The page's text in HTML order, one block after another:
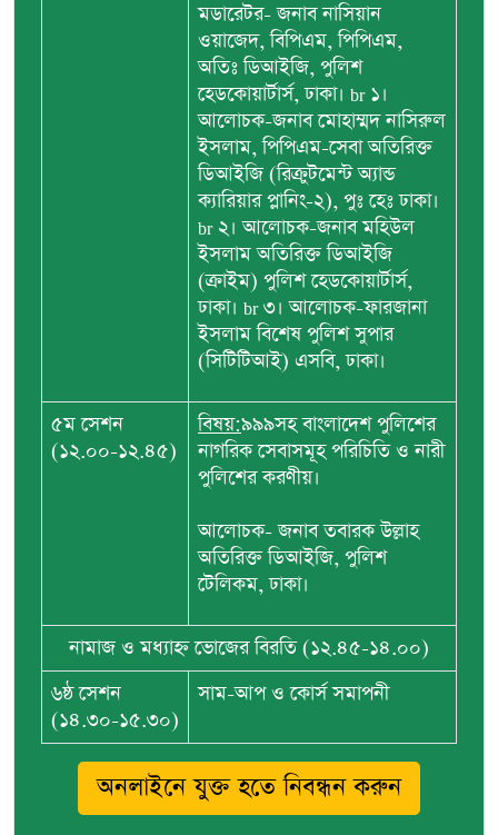
মডারেটর- জনাব নাসিয়ান
ওয়াজেদ, বিপিএম, পিপিএম,
অতিঃ ডিআইজি, পুলিশ
হেডকোয়ার্টার্স, ঢাকা। br ১।
আলোচক-জনাব মোহাম্মদ নাসিরুল
ইসলাম, পিপিএম-সেবা অতিরিক্ত
ডিআইজি (রিক্রুটমেন্ট অ্যান্ড
ক্যারিয়ার প্লানিং-২), পুঃ হেঃ ঢাকা।
br ২। আলোচক-জনাব মহিউল
ইসলাম অতিরিক্ত ডিআইজি
(ক্রাইম) পুলিশ হেডকোয়ার্টার্স,
ঢাকা। br ৩। আলোচক-ফারজানা
ইসলাম বিশেষ পুলিশ সুপার
(সিটিটিআই) এসবি, ঢাকা।
৫ম সেশন
(১২.০০-১২.৪৫)
বিষয়:৯৯৯সহ বাংলাদেশ পুলিশের
নাগরিক সেবাসমূহ পরিচিতি ও নারী
পুলিশের করণীয়।
আলোচক- জনাব তবারক উল্লাহ
অতিরিক্ত ডিআইজি, পুলিশ
টেলিকম, ঢাকা।
নামাজ ও মধ্যাহ্ন ভোজের বিরতি (১২.৪৫-১৪.০০)
৬ষ্ঠ সেশন
(১৪.৩০-১৫.৩০)
সাম-আপ ও কোর্স সমাপনী
অনলাইনে যুক্ত হতে নিবন্ধন করুন